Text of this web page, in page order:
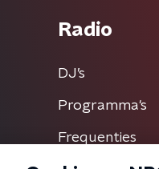
Radio
DJ’s
Programma's
Frequenties